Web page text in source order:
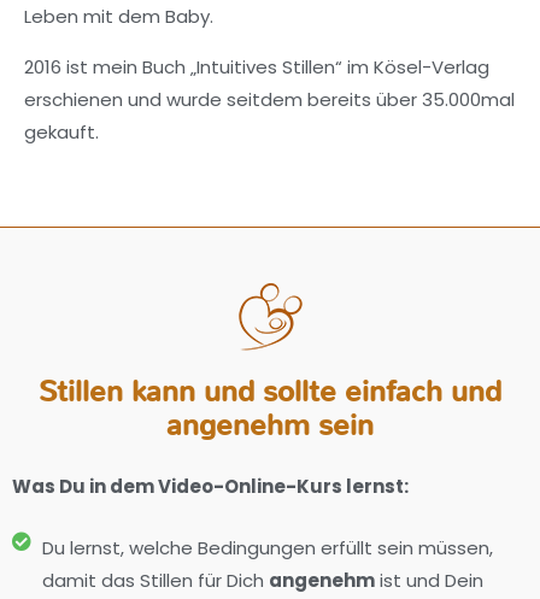
Leben mit dem Baby.
2016 ist mein Buch „Intuitives Stillen“ im Kösel-Verlag
erschienen und wurde seitdem bereits über 35.000mal
gekauft.
Stillen kann und sollte einfach und
angenehm sein
Was Du in dem Video-Online-Kurs lernst:
Du lernst, welche Bedingungen erfüllt sein müssen,
damit das Stillen für Dich angenehmist und Dein